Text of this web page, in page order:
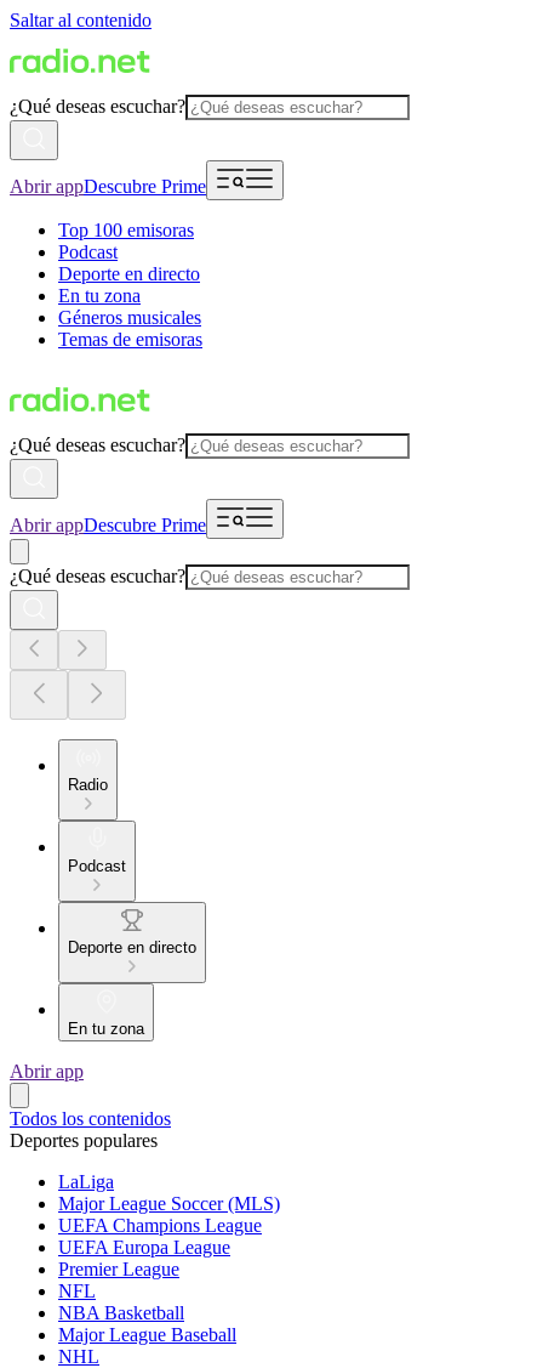
Saltar al contenido
¿Qué deseas escuchar?
Abrir appDescubre Prime
Top 100 emisoras
Podcast
Deporte en directo
En tu zona
Géneros musicales
Temas de emisoras
¿Qué deseas escuchar?
Abrir appDescubre Prime
¿Qué deseas escuchar?
Radio
Podcast
Deporte en directo
En tu zona
Abrir app
Todos los contenidos
Deportes populares
LaLiga
Major League Soccer (MLS)
UEFA Champions League
UEFA Europa League
Premier League
NFL
NBA Basketball
Major League Baseball
NHL